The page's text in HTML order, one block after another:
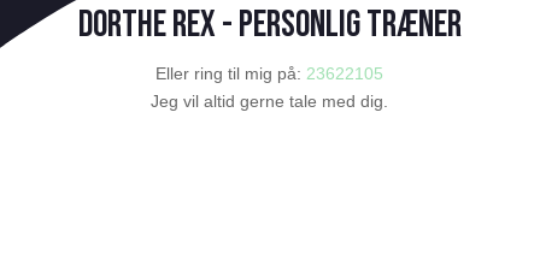
Dorthe rex - Personlig træner
Eller ring til mig på: 23622105
Jeg vil altid gerne tale med dig.